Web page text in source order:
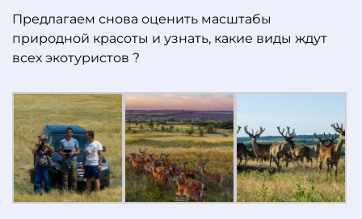
Предлагаем снова оценить масштабы
природной красоты и узнать, какие виды ждут
всех экотуристов ?